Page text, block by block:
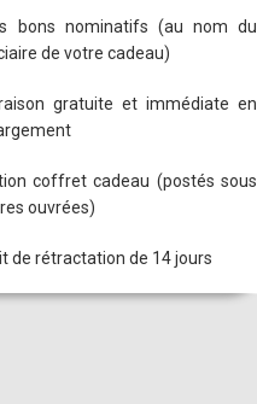
bons nominatifs (au nom du
de votre cadeau)
gratuite et immédiate en
coffret cadeau (postés sous
ouvrées)
de rétractation de 14 jours